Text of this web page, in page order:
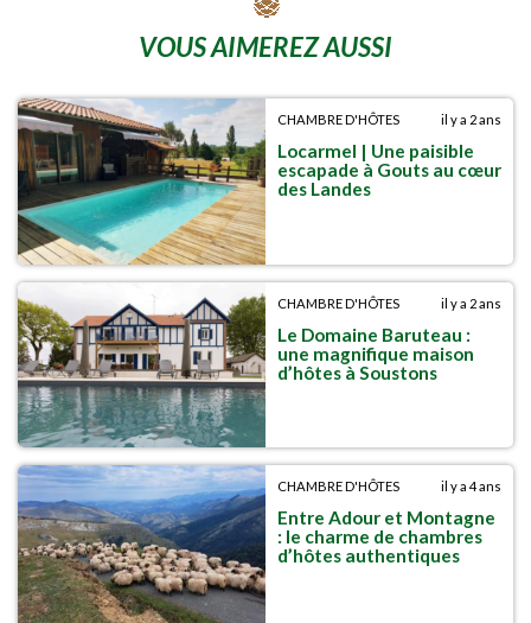
VOUS AIMEREZ AUSSI
CHAMBRE D'HÔTES il y a 2 ans
Locarmel | Une paisible
escapade à Gouts au cœur
des Landes
CHAMBRE D'HÔTES il y a 2 ans
Le Domaine Baruteau :
une magnifique maison
d’hôtes à Soustons
CHAMBRE D'HÔTES il y a 4 ans
Entre Adour et Montagne
: le charme de chambres
d’hôtes authentiques